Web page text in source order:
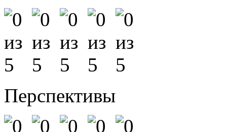
Перспективы